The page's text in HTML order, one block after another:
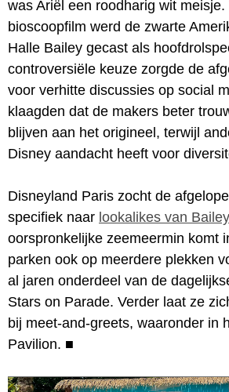
was Ariël een roodharig wit
bioscoopfilm werd de zwarte
Halle Bailey gecast als
controversiële keuze zorgde de
voor verhitte discussies op social
klaagden dat de makers beter
blijven aan het origineel, terwijl
Disney aandacht heeft voor
Disneyland Paris zocht de
specifiek naar lookalikes van Bailey
oorspronkelijke zeemeermin komt
parken ook op meerdere plekken
al jaren onderdeel van de
Stars on Parade. Verder laat ze
bij meet-and-greets, waaronder in
Pavilion. ■